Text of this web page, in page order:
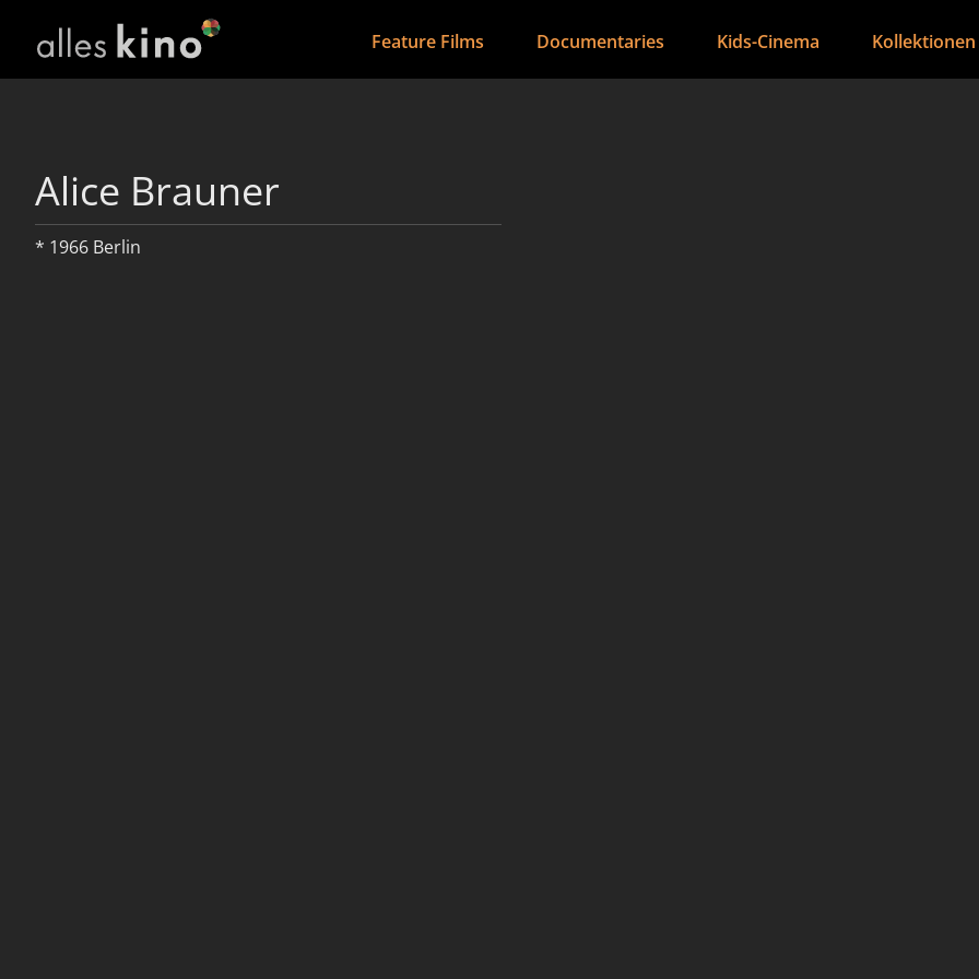
Feature Films Documentaries Kids-Cinema Kollektionen
Alice Brauner
* 1966 Berlin